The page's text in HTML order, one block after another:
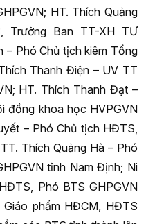
HT. Thích Quảng
Trưởng Ban TT-XH TƯ
– Phó Chủ tịch kiêm Tổng
Thanh Điện – UV TT
HT. Thích Thanh Đạt –
đồng khoa học HVPGVN
– Phó Chủ tịch HĐTS,
Thích Quảng Hà – Phó
tỉnh Nam Định; Ni
Phó BTS GHPGVN
phẩm HĐCM, HĐTS